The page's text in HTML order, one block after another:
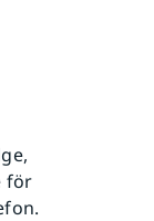
för